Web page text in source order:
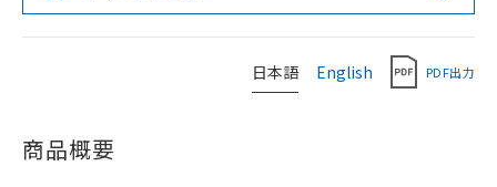
日本語 English PDF出力
商品概要